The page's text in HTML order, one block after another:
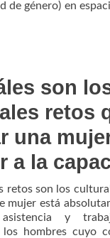
de género) en
son
retos
una
a la
retos son los
mujer está
asistencia y
los hombres cuyo